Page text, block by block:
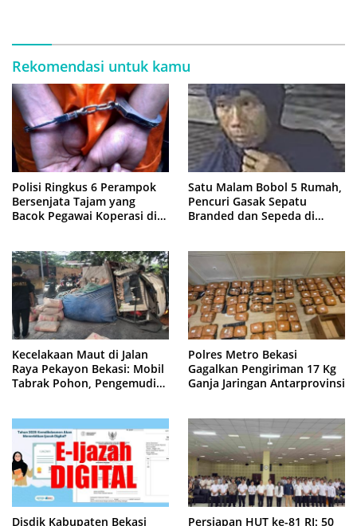
Rekomendasi untuk kamu
Polisi Ringkus 6 Perampok
Bersenjata Tajam yang
Bacok Pegawai Koperasi di
Satu Malam Bobol 5 Rumah,
Pencuri Gasak Sepatu
Branded dan Sepeda di
Kecelakaan Maut di Jalan
Raya Pekayon Bekasi: Mobil
Tabrak Pohon, Pengemudi
Polres Metro Bekasi
Gagalkan Pengiriman 17 Kg
Ganja Jaringan Antarprovinsi
Disdik Kabupaten Bekasi
Persiapan HUT ke-81 RI: 50